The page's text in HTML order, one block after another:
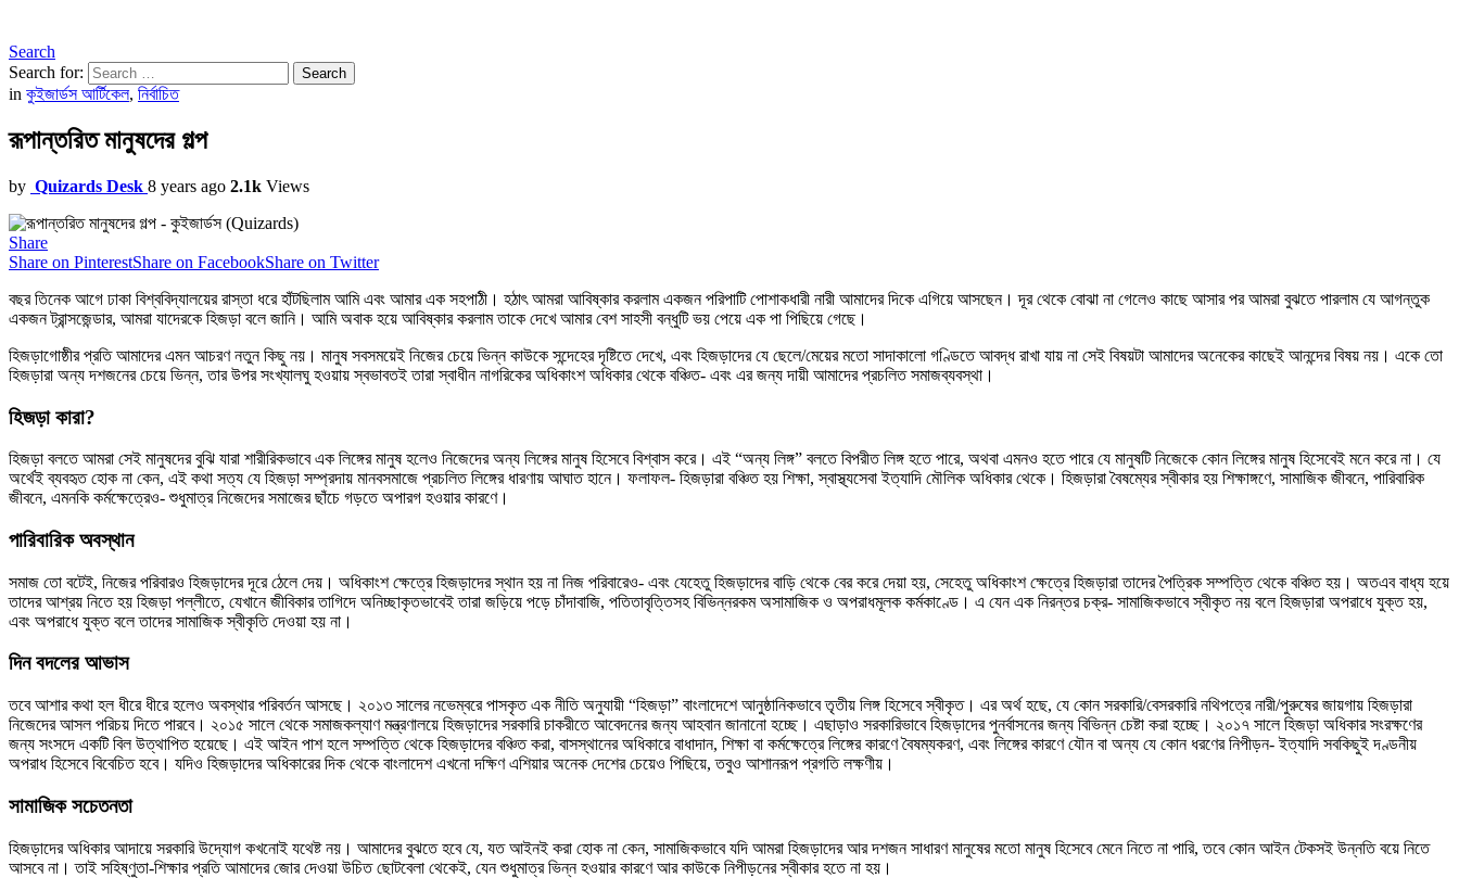
Search
Search for:
Search
in কুইজার্ডস আর্টিকেল, নির্বাচিত
রূপান্তরিত মানুষদের গল্প
by Quizards Desk 8 years ago 2.1k Views
Share
Share on PinterestShare on FacebookShare on Twitter
বছর তিনেক আগে ঢাকা বিশ্ববিদ্যালয়ের রাস্তা ধরে হাঁটছিলাম আমি এবং আমার এক সহপাঠী। হঠাৎ আমরা আবিষ্কার করলাম একজন পরিপাটি পোশাকধারী নারী আমাদের দিকে এগিয়ে আসছেন। দূর থেকে বোঝা না গেলেও কাছে আসার পর আমরা বুঝতে পারলাম যে আগন্তুক
একজন ট্রান্সজেন্ডার, আমরা যাদেরকে হিজড়া বলে জানি। আমি অবাক হয়ে আবিষ্কার করলাম তাকে দেখে আমার বেশ সাহসী বন্ধুটি ভয় পেয়ে এক পা পিছিয়ে গেছে।
হিজড়াগোষ্ঠীর প্রতি আমাদের এমন আচরণ নতুন কিছু নয়। মানুষ সবসময়েই নিজের চেয়ে ভিন্ন কাউকে সন্দেহের দৃষ্টিতে দেখে, এবং হিজড়াদের যে ছেলে/মেয়ের মতো সাদাকালো গণ্ডিতে আবদ্ধ রাখা যায় না সেই বিষয়টা আমাদের অনেকের কাছেই আনন্দের বিষয় নয়। একে তো
হিজড়ারা অন্য দশজনের চেয়ে ভিন্ন, তার উপর সংখ্যালঘু হওয়ায় স্বভাবতই তারা স্বাধীন নাগরিকের অধিকাংশ অধিকার থেকে বঞ্চিত- এবং এর জন্য দায়ী আমাদের প্রচলিত সমাজব্যবস্থা।
হিজড়া কারা?
হিজড়া বলতে আমরা সেই মানুষদের বুঝি যারা শারীরিকভাবে এক লিঙ্গের মানুষ হলেও নিজেদের অন্য লিঙ্গের মানুষ হিসেবে বিশ্বাস করে। এই “অন্য লিঙ্গ” বলতে বিপরীত লিঙ্গ হতে পারে, অথবা এমনও হতে পারে যে মানুষটি নিজেকে কোন লিঙ্গের মানুষ হিসেবেই মনে করে না। যে
অর্থেই ব্যবহৃত হোক না কেন, এই কথা সত্য যে হিজড়া সম্প্রদায় মানবসমাজে প্রচলিত লিঙ্গের ধারণায় আঘাত হানে। ফলাফল- হিজড়ারা বঞ্চিত হয় শিক্ষা, স্বাস্থ্যসেবা ইত্যাদি মৌলিক অধিকার থেকে। হিজড়ারা বৈষম্যের স্বীকার হয় শিক্ষাঙ্গণে, সামাজিক জীবনে, পারিবারিক
জীবনে, এমনকি কর্মক্ষেত্রেও- শুধুমাত্র নিজেদের সমাজের ছাঁচে গড়তে অপারগ হওয়ার কারণে।
পারিবারিক অবস্থান
সমাজ তো বটেই, নিজের পরিবারও হিজড়াদের দূরে ঠেলে দেয়। অধিকাংশ ক্ষেত্রে হিজড়াদের স্থান হয় না নিজ পরিবারেও- এবং যেহেতু হিজড়াদের বাড়ি থেকে বের করে দেয়া হয়, সেহেতু অধিকাংশ ক্ষেত্রে হিজড়ারা তাদের পৈত্রিক সম্পত্তি থেকে বঞ্চিত হয়। অতএব বাধ্য হয়ে
তাদের আশ্রয় নিতে হয় হিজড়া পল্লীতে, যেখানে জীবিকার তাগিদে অনিচ্ছাকৃতভাবেই তারা জড়িয়ে পড়ে চাঁদাবাজি, পতিতাবৃত্তিসহ বিভিন্নরকম অসামাজিক ও অপরাধমূলক কর্মকাণ্ডে। এ যেন এক নিরন্তর চক্র- সামাজিকভাবে স্বীকৃত নয় বলে হিজড়ারা অপরাধে যুক্ত হয়,
এবং অপরাধে যুক্ত বলে তাদের সামাজিক স্বীকৃতি দেওয়া হয় না।
দিন বদলের আভাস
তবে আশার কথা হল ধীরে ধীরে হলেও অবস্থার পরিবর্তন আসছে। ২০১৩ সালের নভেম্বরে পাসকৃত এক নীতি অনুযায়ী “হিজড়া” বাংলাদেশে আনুষ্ঠানিকভাবে তৃতীয় লিঙ্গ হিসেবে স্বীকৃত। এর অর্থ হছে, যে কোন সরকারি/বেসরকারি নথিপত্রে নারী/পুরুষের জায়গায় হিজড়ারা
নিজেদের আসল পরিচয় দিতে পারবে। ২০১৫ সালে থেকে সমাজকল্যাণ মন্ত্রণালয়ে হিজড়াদের সরকারি চাকরীতে আবেদনের জন্য আহবান জানানো হচ্ছে। এছাড়াও সরকারিভাবে হিজড়াদের পুনর্বাসনের জন্য বিভিন্ন চেষ্টা করা হচ্ছে। ২০১৭ সালে হিজড়া অধিকার সংরক্ষণের
জন্য সংসদে একটি বিল উত্থাপিত হয়েছে। এই আইন পাশ হলে সম্পত্তি থেকে হিজড়াদের বঞ্চিত করা, বাসস্থানের অধিকারে বাধাদান, শিক্ষা বা কর্মক্ষেত্রে লিঙ্গের কারণে বৈষম্যকরণ, এবং লিঙ্গের কারণে যৌন বা অন্য যে কোন ধরণের নিপীড়ন- ইত্যাদি সবকিছুই দণ্ডনীয়
অপরাধ হিসেবে বিবেচিত হবে। যদিও হিজড়াদের অধিকারের দিক থেকে বাংলাদেশ এখনো দক্ষিণ এশিয়ার অনেক দেশের চেয়েও পিছিয়ে, তবুও আশানরূপ প্রগতি লক্ষণীয়।
সামাজিক সচেতনতা
হিজড়াদের অধিকার আদায়ে সরকারি উদ্যোগ কখনোই যথেষ্ট নয়। আমাদের বুঝতে হবে যে, যত আইনই করা হোক না কেন, সামাজিকভাবে যদি আমরা হিজড়াদের আর দশজন সাধারণ মানুষের মতো মানুষ হিসেবে মেনে নিতে না পারি, তবে কোন আইন টেকসই উন্নতি বয়ে নিতে
আসবে না। তাই সহিষ্ণুতা-শিক্ষার প্রতি আমাদের জোর দেওয়া উচিত ছোটবেলা থেকেই, যেন শুধুমাত্র ভিন্ন হওয়ার কারণে আর কাউকে নিপীড়নের স্বীকার হতে না হয়।